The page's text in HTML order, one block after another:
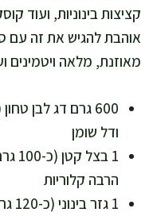
קציצות בינוניות, ועוד
אוהבת להגיש את זה עם
מאוזנת, מלאה ויטמינים
600 גרם דג לבן
ודל שומן
1
הרבה קלוריות
1